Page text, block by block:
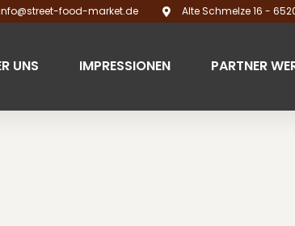
food-market.de Alte Schmelze 16 -
UNS IMPRESSIONEN PARTNER